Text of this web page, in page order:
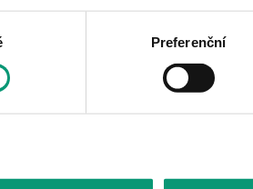
Preferenční